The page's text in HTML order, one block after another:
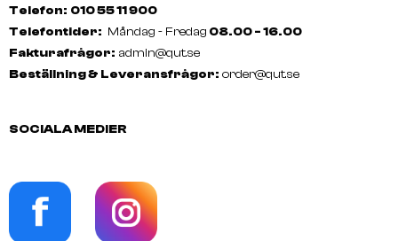
Telefon: 010 55 11 900
Telefontider: Måndag - Fredag 08.00 - 16.00
Fakturafrågor: admin@qut.se
Beställning & Leveransfrågor: order@qut.se
SOCIALA MEDIER